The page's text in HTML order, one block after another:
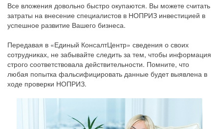
Все вложения довольно быстро окупаются. Вы можете считать
затраты на внесение специалистов в НОПРИЗ инвестицией в
успешное развитие Вашего бизнеса.
Передавая в «Единый КонсалтЦентр» сведения о своих
сотрудниках, не забывайте следить за тем, чтобы информация
строго соответствовала действительности. Помните, что
любая попытка фальсифицировать данные будет выявлена в
ходе проверки НОПРИЗ.